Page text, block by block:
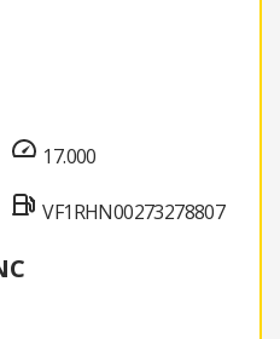
17.000
VF1RHN00273278807